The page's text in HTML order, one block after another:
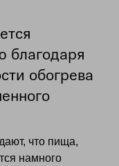
благодаря
обогрева
что пища,
намного